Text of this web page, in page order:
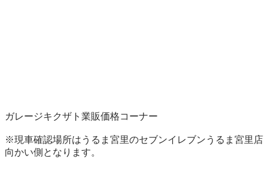
ガレージキクザト業販価格コーナー
※現車確認場所はうるま宮里のセブンイレブンうるま宮里店
向かい側となります。